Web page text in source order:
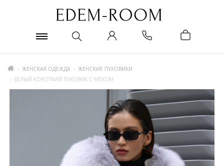
ЖЕНСКАЯ ОДЕЖДА
ЖЕНСКИЕ ПУХОВИКИ
БЕЛЫЙ КОРОТКИЙ ПУХОВИК С МЕХОМ